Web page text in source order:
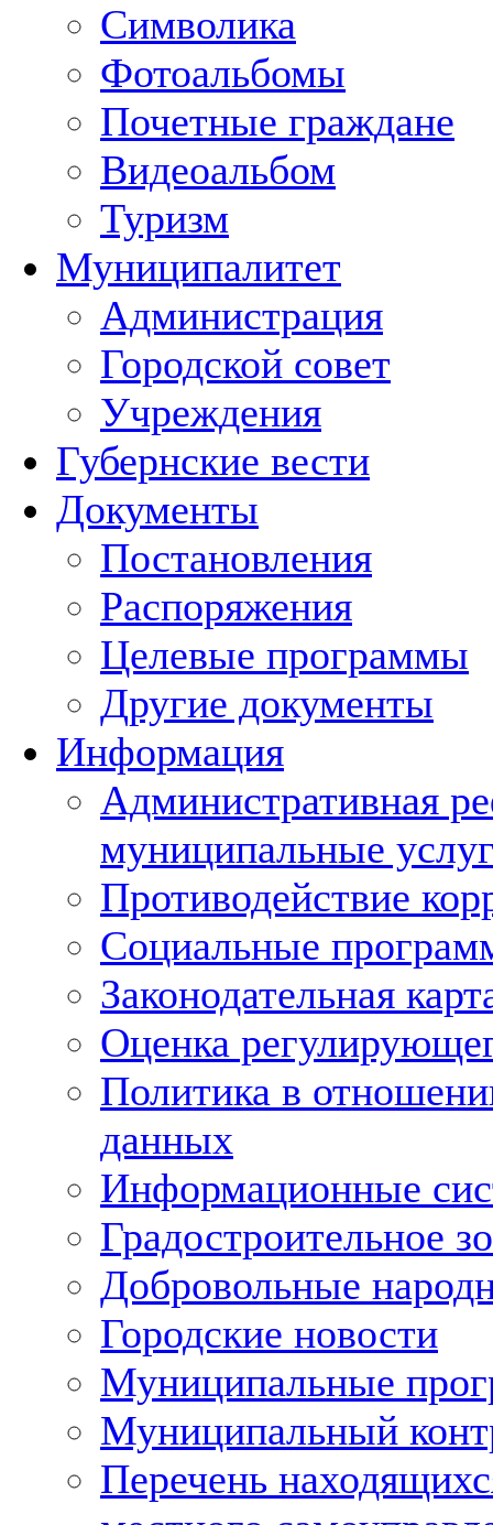
Символика
Фотоальбомы
Почетные граждане
Видеоальбом
Туризм
Муниципалитет
Администрация
Городской совет
Учреждения
Губернские вести
Документы
Постановления
Распоряжения
Целевые программы
Другие документы
Информация
Административная
муниципальные
Противодействие
Социальные
Законодательная
Оценка
Политика в
данных
Информационные
Градостроительное
Добровольные
Городские новости
Муниципальные
Муниципальный
Перечень